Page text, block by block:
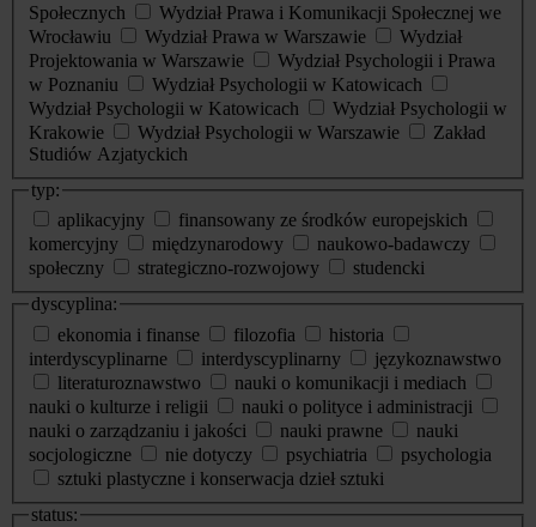
Społecznych
Wydział Prawa i Komunikacji Społecznej we
Wrocławiu
Wydział Prawa w Warszawie
Wydział
Projektowania w Warszawie
Wydział Psychologii i Prawa
w Poznaniu
Wydział Psychologii w Katowicach
Wydział Psychologii w Katowicach
Wydział Psychologii w
Krakowie
Wydział Psychologii w Warszawie
Zakład
Studiów Azjatyckich
typ:
aplikacyjny
finansowany ze środków europejskich
komercyjny
międzynarodowy
naukowo-badawczy
społeczny
strategiczno-rozwojowy
studencki
dyscyplina:
ekonomia i finanse
filozofia
historia
interdyscyplinarne
interdyscyplinarny
językoznawstwo
literaturoznawstwo
nauki o komunikacji i mediach
nauki o kulturze i religii
nauki o polityce i administracji
nauki o zarządzaniu i jakości
nauki prawne
nauki
socjologiczne
nie dotyczy psychiatria
psychologia
sztuki plastyczne i konserwacja dzieł sztuki
status: